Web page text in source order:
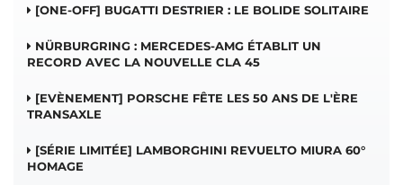
[ONE-OFF] BUGATTI DESTRIER : LE BOLIDE SOLITAIRE
NÜRBURGRING : MERCEDES-AMG ÉTABLIT UN
RECORD AVEC LA NOUVELLE CLA 45
[EVÈNEMENT] PORSCHE FÊTE LES 50 ANS DE L'ÈRE
TRANSAXLE
[SÉRIE LIMITÉE] LAMBORGHINI REVUELTO MIURA 60°
HOMAGE